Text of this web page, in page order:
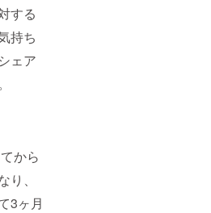
する
持ち
ェア
から
、
3ヶ月